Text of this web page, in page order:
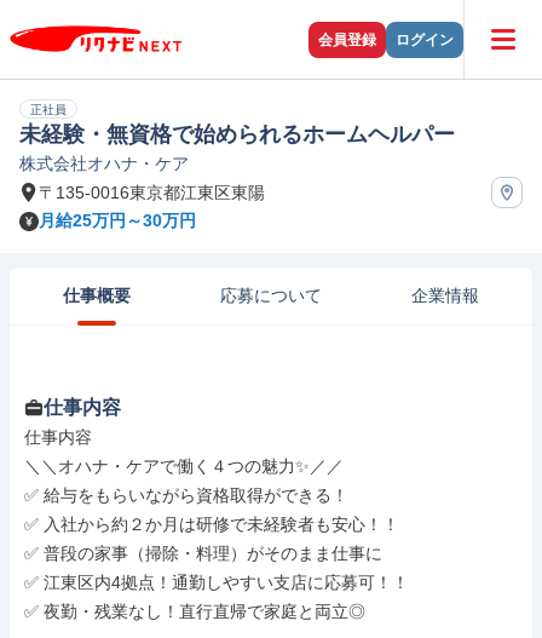
会員登録 ログイン
正社員
未経験・無資格で始められるホームヘルパー
株式会社オハナ・ケア
〒135-0016東京都江東区東陽
月給25万円～30万円
仕事概要 応募について 企業情報
仕事内容
仕事内容
＼＼オハナ・ケアで働く４つの魅力✨／／
✅ 給与をもらいながら資格取得ができる！
✅ 入社から約２か月は研修で未経験者も安心！！
✅ 普段の家事（掃除・料理）がそのまま仕事に
✅ 江東区内4拠点！通勤しやすい支店に応募可！！
✅ 夜勤・残業なし！直行直帰で家庭と両立◎